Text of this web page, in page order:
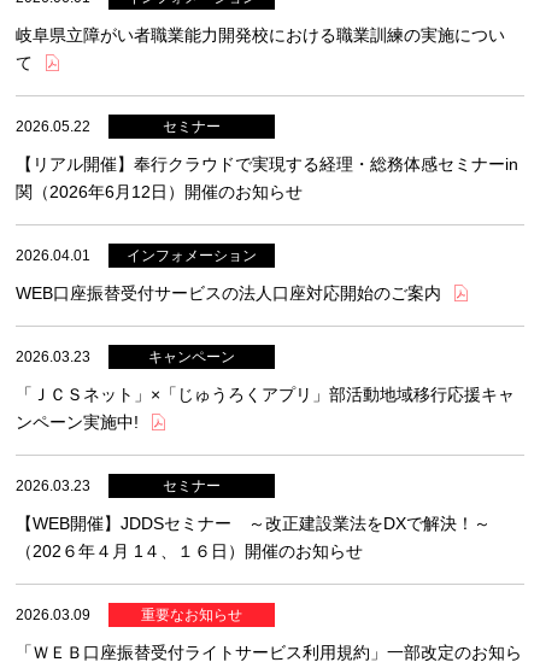
岐阜県立障がい者職業能力開発校における職業訓練の実施につい
て
2026.05.22
【リアル開催】奉行クラウドで実現する経理・総務体感セミナーin
関（2026年6月12日）開催のお知らせ
2026.04.01
WEB口座振替受付サービスの法人口座対応開始のご案内
2026.03.23
「ＪＣＳネット」×「じゅうろくアプリ」部活動地域移行応援キャ
ンペーン実施中!
2026.03.23
【WEB開催】JDDSセミナー ～改正建設業法をDXで解決！～
（202６年４月 1４、１６日）開催のお知らせ
2026.03.09
「ＷＥＢ口座振替受付ライトサービス利用規約」一部改定のお知ら